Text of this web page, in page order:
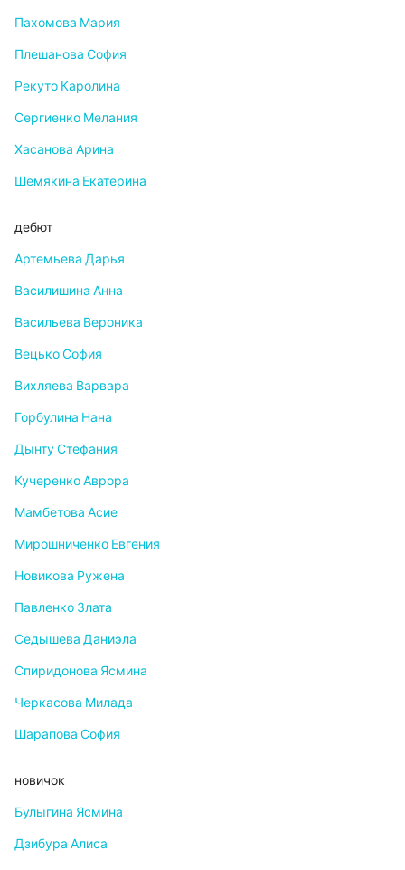
Пахомова Мария
Плешанова София
Рекуто Каролина
Сергиенко Мелания
Хасанова Арина
Шемякина Екатерина
дебют
Артемьева Дарья
Василишина Анна
Васильева Вероника
Вецько София
Вихляева Варвара
Горбулина Нана
Дынту Стефания
Кучеренко Аврора
Мамбетова Асие
Мирошниченко Евгения
Новикова Ружена
Павленко Злата
Седышева Даниэла
Спиридонова Ясмина
Черкасова Милада
Шарапова София
новичок
Булыгина Ясмина
Дзибура Алиса